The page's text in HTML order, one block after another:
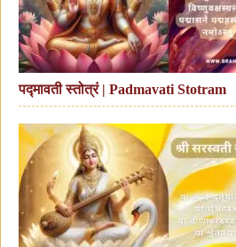
पद्मावती स्तोत्रं | Padmavati Stotram